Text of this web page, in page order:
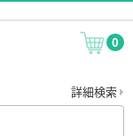
0
詳細検索